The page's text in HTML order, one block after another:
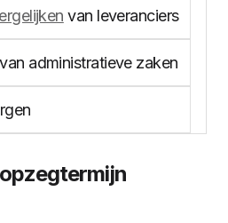
van leveranciers
administratieve zaken